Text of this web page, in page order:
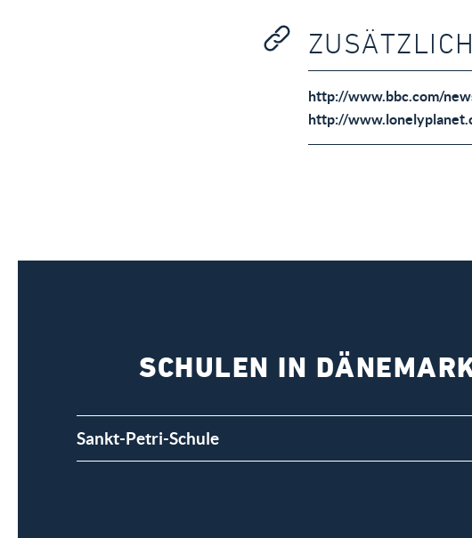
http://www.bbc.com/
http://
SCHULEN IN
Sankt-Petri-Schule